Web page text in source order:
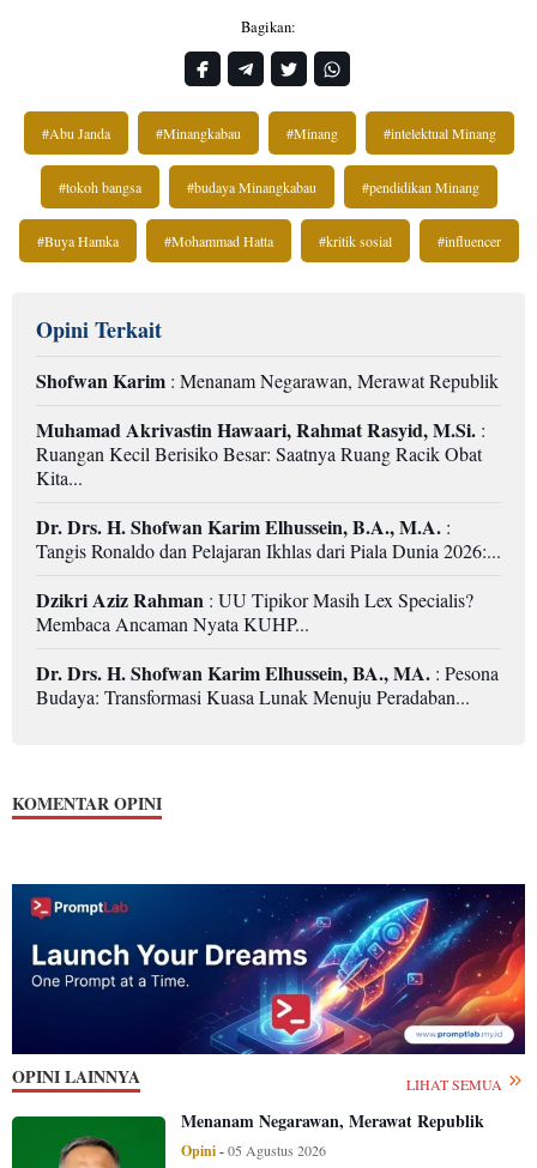
Bagikan:
#Abu Janda #Minangkabau #Minang #intelektual Minang
#tokoh bangsa #budaya Minangkabau #pendidikan Minang
#Buya Hamka #Mohammad Hatta #kritik sosial #influencer
Opini Terkait
Shofwan Karim : Menanam Negarawan, Merawat Republik
Muhamad Akrivastin Hawaari, Rahmat Rasyid, M.Si. :
Ruangan Kecil Berisiko Besar: Saatnya Ruang Racik Obat
Kita...
Dr. Drs. H. Shofwan Karim Elhussein, B.A., M.A. :
Tangis Ronaldo dan Pelajaran Ikhlas dari Piala Dunia 2026:...
Dzikri Aziz Rahman : UU Tipikor Masih Lex Specialis?
Membaca Ancaman Nyata KUHP...
Dr. Drs. H. Shofwan Karim Elhussein, BA., MA. : Pesona
Budaya: Transformasi Kuasa Lunak Menuju Peradaban...
KOMENTAR OPINI
OPINI LAINNYA LIHAT SEMUA
Menanam Negarawan, Merawat Republik
Opini-05 Agustus 2026